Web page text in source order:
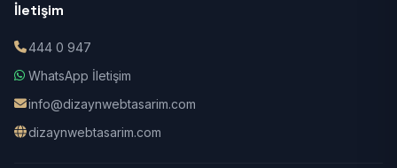
İletişim
444 0 947
WhatsApp İletişim
info@dizaynwebtasarim.com
dizaynwebtasarim.com